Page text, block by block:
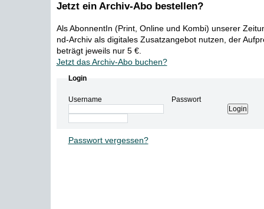
Jetzt ein Archiv-Abo bestellen?
Als AbonnentIn (Print, Online und Kombi) unserer
nd-Archiv als digitales Zusatzangebot nutzen, der
beträgt jeweils nur 5 €.
Jetzt das Archiv-Abo buchen?
Login
Username Passwort
Passwort vergessen?